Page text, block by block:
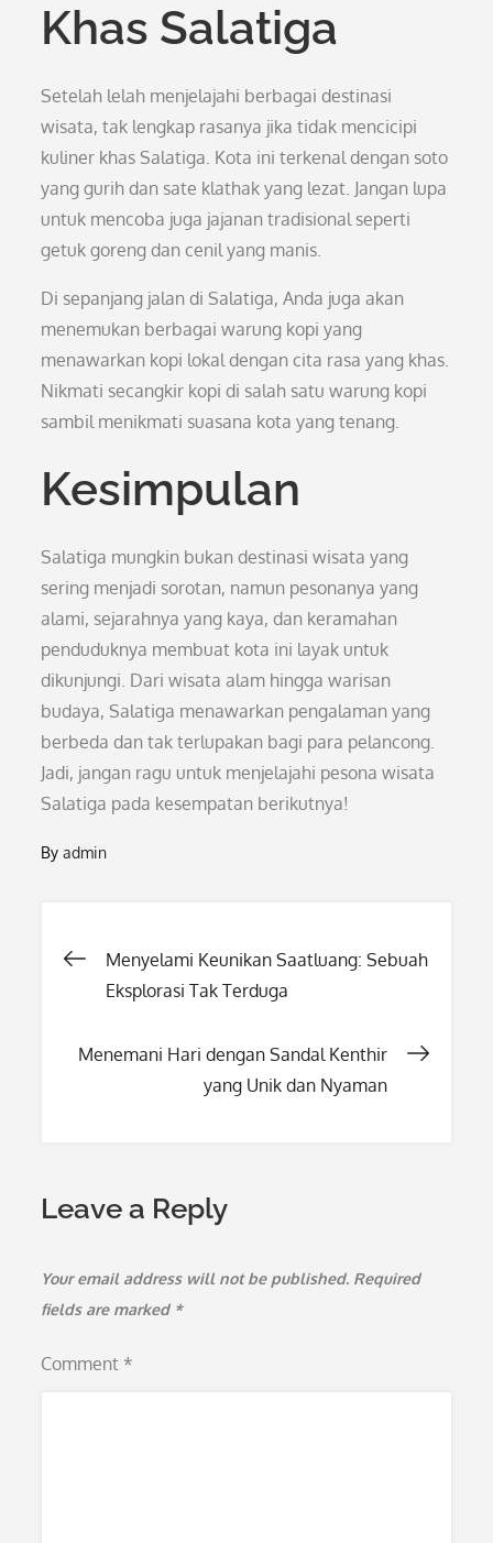
Khas Salatiga
Setelah lelah menjelajahi berbagai destinasi
wisata, tak lengkap rasanya jika tidak mencicipi
kuliner khas Salatiga. Kota ini terkenal dengan soto
yang gurih dan sate klathak yang lezat. Jangan lupa
untuk mencoba juga jajanan tradisional seperti
getuk goreng dan cenil yang manis.
Di sepanjang jalan di Salatiga, Anda juga akan
menemukan berbagai warung kopi yang
menawarkan kopi lokal dengan cita rasa yang khas.
Nikmati secangkir kopi di salah satu warung kopi
sambil menikmati suasana kota yang tenang.
Kesimpulan
Salatiga mungkin bukan destinasi wisata yang
sering menjadi sorotan, namun pesonanya yang
alami, sejarahnya yang kaya, dan keramahan
penduduknya membuat kota ini layak untuk
dikunjungi. Dari wisata alam hingga warisan
budaya, Salatiga menawarkan pengalaman yang
berbeda dan tak terlupakan bagi para pelancong.
Jadi, jangan ragu untuk menjelajahi pesona wisata
Salatiga pada kesempatan berikutnya!
Byadmin
Post
Menyelami Keunikan Saatluang: Sebuah
Eksplorasi Tak Terduga
Menemani Hari dengan Sandal Kenthir
yang Unik dan Nyaman
Leave a Reply
Your email address will not be published. Required
fields are marked *
Comment *